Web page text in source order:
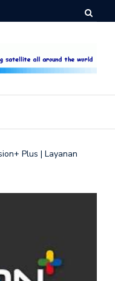
Plus | Layanan